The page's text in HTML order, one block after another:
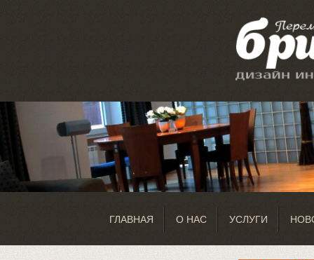
ГЛАВНАЯ О НАС УСЛУГИ